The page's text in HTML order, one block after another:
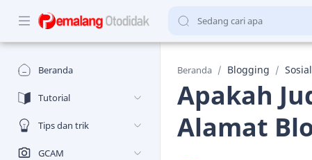
Beranda
Tutorial
Tips dan trik
GCAM
Beranda Blogging
Apakah
Alamat